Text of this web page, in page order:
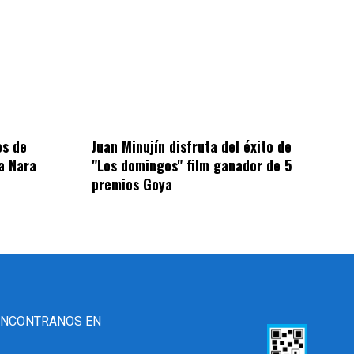
de
Nara
Juan Minujín disfruta del éxito de
"Los domingos" film ganador de 5
premios Goya
EN